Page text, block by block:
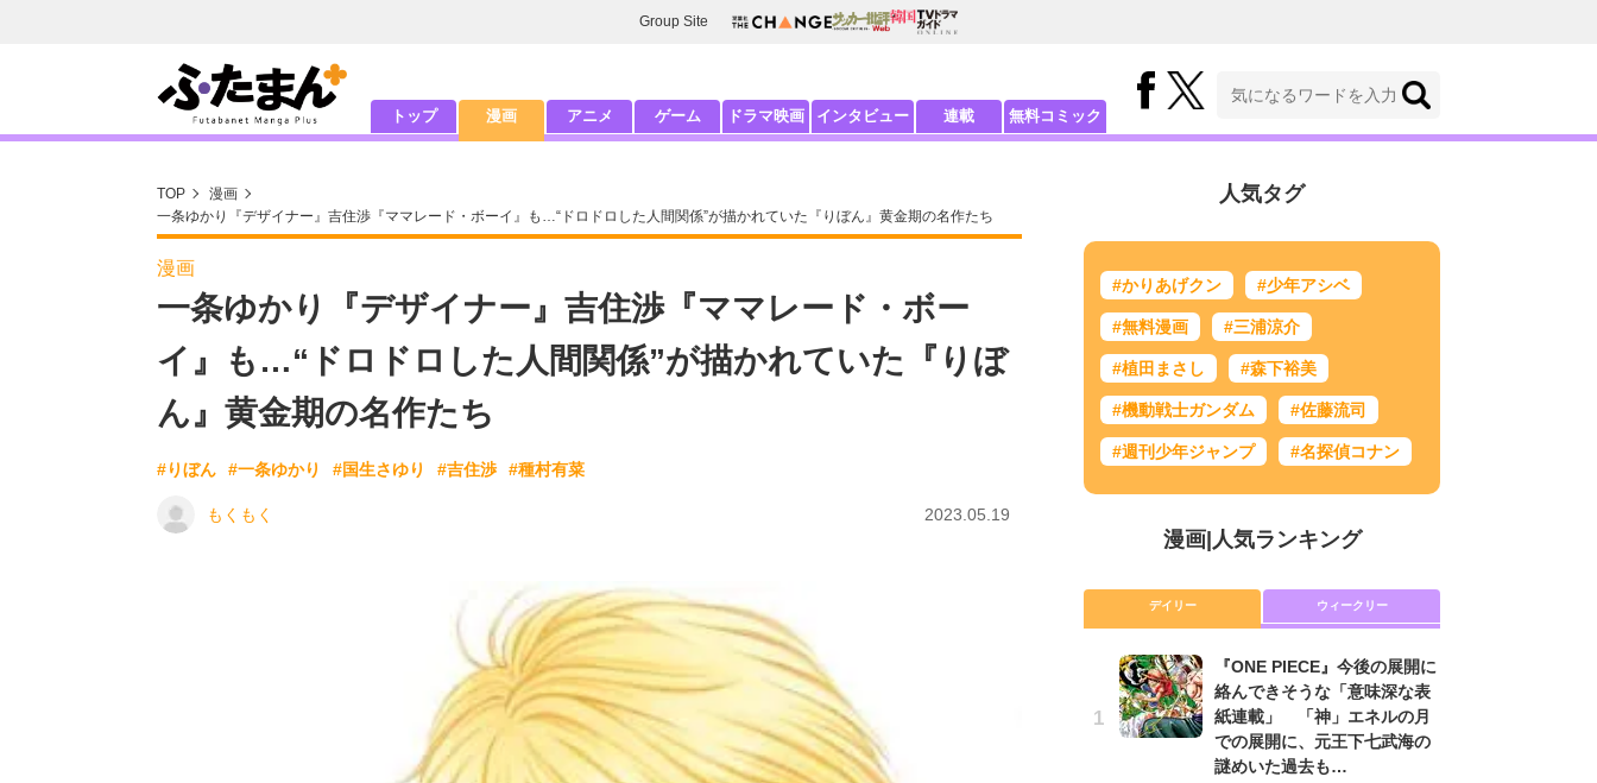
Group Site
トップ 漫画 アニメ ゲーム ドラマ映画 インタビュー 連載 無料コミック
TOP
漫画
一条ゆかり『デザイナー』吉住渉『ママレード・ボーイ』も…“ドロドロした人間関係”が描かれていた『りぼん』黄金期の名作たち
漫画
一条ゆかり『デザイナー』吉住渉『ママレード・ボー
イ』も…“ドロドロした人間関係”が描かれていた『りぼ
ん』黄金期の名作たち
#りぼん #一条ゆかり #国生さゆり #吉住渉 #種村有菜
もくもく 2023.05.19
人気タグ
#かりあげクン #少年アシベ
#無料漫画 #三浦涼介
#植田まさし #森下裕美
#機動戦士ガンダム #佐藤流司
#週刊少年ジャンプ #名探偵コナン
漫画| 人気ランキング
デイリー ウィークリー
『ONE PIECE』今後の展開に
絡んできそうな「意味深な表
紙連載」 「神」エネルの月
での展開に、元王下七武海の
謎めいた過去も…